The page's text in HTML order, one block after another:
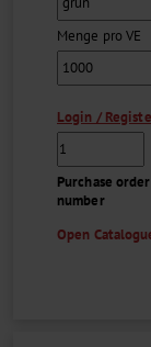
Menge pro VE
Login /
Purchase order
number
Open